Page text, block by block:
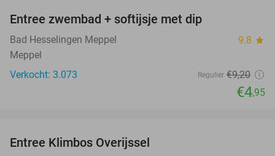
Entree zwembad + softijsje met dip
Bad Hesselingen Meppel 9.8 star
Meppel
Verkocht: 3.073
Regulier €9,20
€4,95
Entree Klimbos Overijssel